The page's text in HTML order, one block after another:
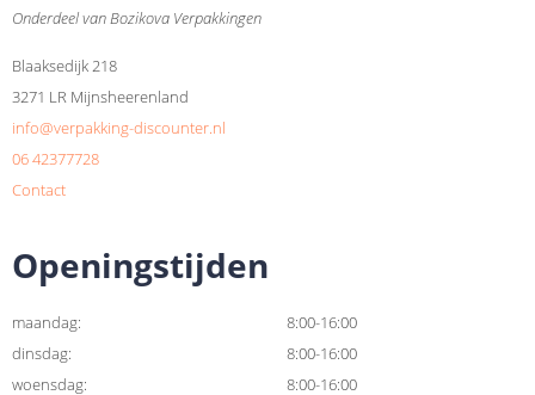
Onderdeel van Bozikova Verpakkingen
Blaaksedijk 218
3271 LR Mijnsheerenland
info@verpakking-discounter.nl
06 42377728
Contact
Openingstijden
maandag:
8:00-16:00
dinsdag:
8:00-16:00
woensdag:
8:00-16:00